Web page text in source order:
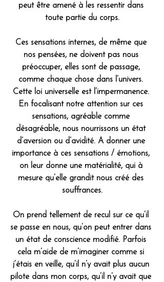
peut être amené à les ressentir dans
toute partie du corps.
Ces sensations internes, de même que
nos pensées, ne doivent pas nous
préoccuper, elles sont de passage,
comme chaque chose dans l’univers.
Cette loi universelle est l’impermanence.
En focalisant notre attention sur ces
sensations, agréable comme
désagréable, nous nourrissons un état
d’aversion ou d’avidité. A donner une
importance à ces sensations / émotions,
on leur donne une matérialité, qui à
mesure qu’elle grandit nous créé des
souffrances.
On prend tellement de recul sur ce qu’il
se passe en nous, qu’on peut entrer dans
un état de conscience modifié. Parfois
cela m’aide de m’imaginer comme si
j’étais en veille, qu’il n’y avait plus aucun
pilote dans mon corps, qu’il n’y avait que